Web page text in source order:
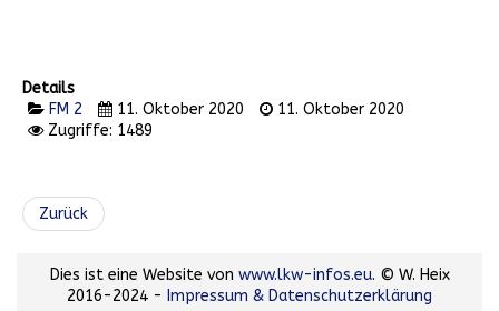
Details
FM 2
11. Oktober 2020
11. Oktober 2020
Zugriffe: 1489
Zurück
Dies ist eine Website von www.lkw-infos.eu. © W. Heix
2016-2024 - Impressum & Datenschutzerklärung